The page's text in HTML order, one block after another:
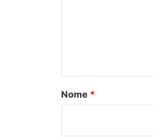
rNome *